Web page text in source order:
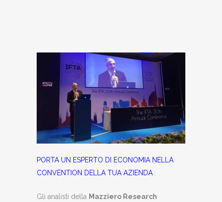
PORTA UN ESPERTO DI ECONOMIA NELLA
CONVENTION DELLA TUA AZIENDA
Gli analisti della Mazziero Research